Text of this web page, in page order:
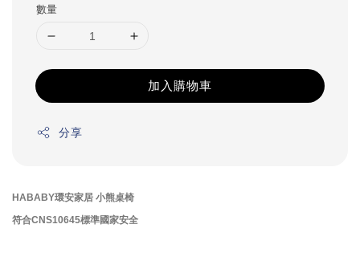
數量
加入購物車
分享
HABABY環安家居 小熊桌椅
符合CNS10645標準國家安全